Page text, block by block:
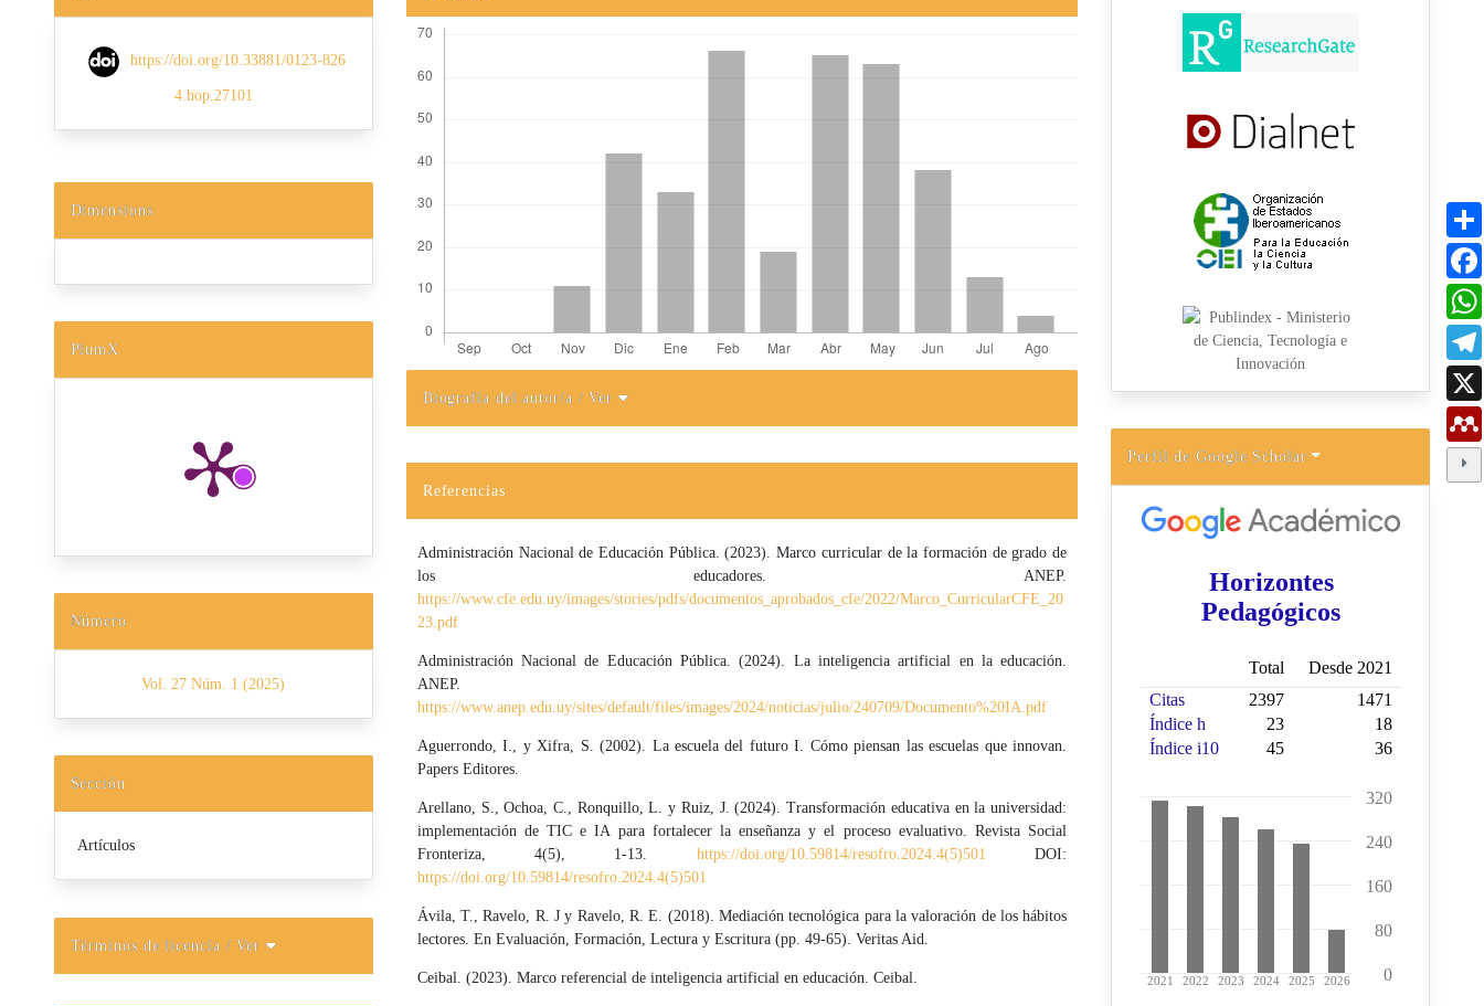
https://doi.org/10.33881/0123-826
4.hop.27101
Dimensions
PlumX
Número
Vol. 27 Núm. 1 (2025)
Sección
Artículos
Términos de licencia / Ver
Biografía del autor/a / Ver
Referencias
Administración Nacional de Educación Pública. (2023). Marco curricular de la formación de grado de
los educadores. ANEP.
https://www.cfe.edu.uy/images/stories/pdfs/documentos_aprobados_cfe/2022/Marco_CurricularCFE_20
23.pdf
Administración Nacional de Educación Pública. (2024). La inteligencia artificial en la educación.
ANEP.
https://www.anep.edu.uy/sites/default/files/images/2024/noticias/julio/240709/Documento%20IA.pdf
Aguerrondo, I., y Xifra, S. (2002). La escuela del futuro I. Cómo piensan las escuelas que innovan.
Papers Editores.
Arellano, S., Ochoa, C., Ronquillo, L. y Ruiz, J. (2024). Transformación educativa en la universidad:
implementación de TIC e IA para fortalecer la enseñanza y el proceso evaluativo. Revista Social
Fronteriza, 4(5), 1-13. https://doi.org/10.59814/resofro.2024.4(5)501
DOI:
https://doi.org/10.59814/resofro.2024.4(5)501
Ávila, T., Ravelo, R. J y Ravelo, R. E. (2018). Mediación tecnológica para la valoración de los hábitos
lectores. En Evaluación, Formación, Lectura y Escritura (pp. 49-65). Veritas Aid.
Ceibal. (2023). Marco referencial de inteligencia artificial en educación. Ceibal.
Perfil de Google Scholar